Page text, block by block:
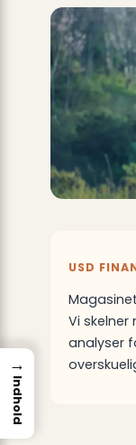
USD
Vi
analyser
→
Indhold